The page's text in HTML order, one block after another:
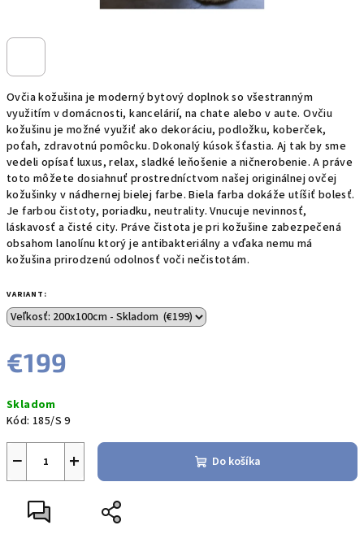
Ovčia kožušina je moderný bytový doplnok so všestranným
využitím v domácnosti, kancelárií, na chate alebo v aute. Ovčiu
kožušinu je možné využiť ako dekoráciu, podložku, koberček,
poťah, zdravotnú pomôcku. Dokonalý kúsok šťastia. Aj tak by sme
vedeli opísať luxus, relax, sladké leňošenie a ničnerobenie. A práve
toto môžete dosiahnuť prostredníctvom našej originálnej ovčej
kožušinky v nádhernej bielej farbe. Biela farba dokáže utíšiť bolesť.
Je farbou čistoty, poriadku, neutrality. Vnucuje nevinnosť,
láskavosť a čisté city. Práve čistota je pri kožušine zabezpečená
obsahom lanolínu ktorý je antibakteriálny a vďaka nemu má
kožušina prirodzenú odolnosť voči nečistotám.
VARIANT:
€199
cena:
Skladom
Kód: 185/S 9
+
− Do košíka